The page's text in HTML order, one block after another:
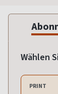
Wählen
PRINT